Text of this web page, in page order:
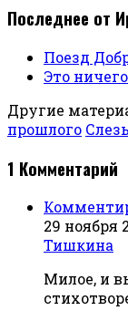
Последнее от
Поезд
Это ничего
Другие
прошлого
1 Комментарий
29 ноября
Тишкина
Милое, и